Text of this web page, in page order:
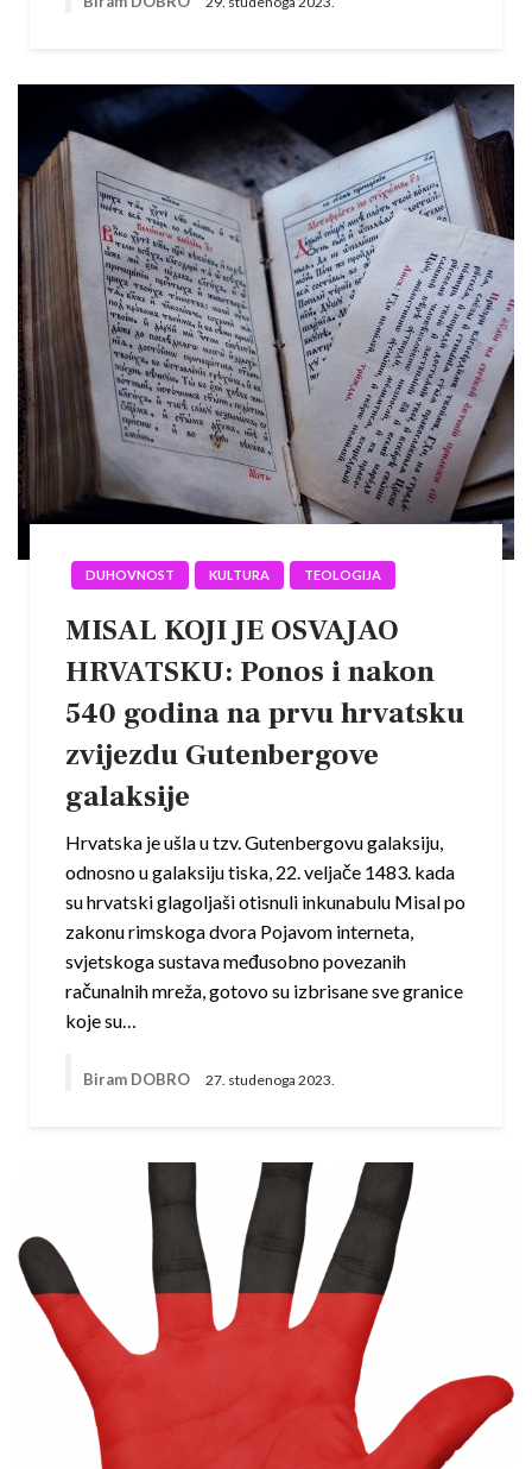
DUHOVNOST KULTURA TEOLOGIJA
MISAL KOJI JE OSVAJAO
HRVATSKU: Ponos i nakon
540 godina na prvu hrvatsku
zvijezdu Gutenbergove
galaksije
Hrvatska je ušla u tzv. Gutenbergovu galaksiju,
odnosno u galaksiju tiska, 22. veljače 1483. kada
su hrvatski glagoljaši otisnuli inkunabulu Misal po
zakonu rimskoga dvora Pojavom interneta,
svjetskoga sustava međusobno povezanih
računalnih mreža, gotovo su izbrisane sve granice
koje su…
Biram DOBRO 27. studenoga 2023.